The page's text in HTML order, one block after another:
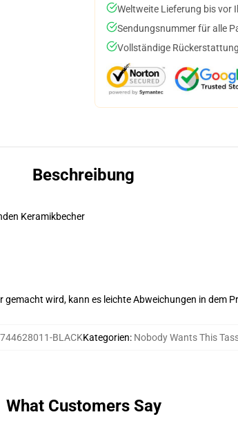
Weltweite Lieferung bis vor
Sendungsnummer für alle
Vollständige
Beschreibung
Keramikbecher
wird, kann es leichte Abweichungen in dem
BLACKKategorien: Nobody Wants This
What Customers Say